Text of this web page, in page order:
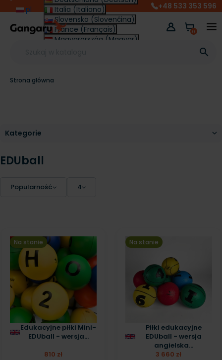
pl
Italia (Italiano)
Slovensko (Slovenčina)
France (Français)
Magyarország (Magyar)
+48 533 353 596

0
Strona główna
EDUball
Popularność 4
Na stanie
Edukacyjne piłki Mini-
EDUball - wersja...
810 zł
Na stanie
Piłki edukacyjne
EDUball - wersja
angielska...
3 660 zł